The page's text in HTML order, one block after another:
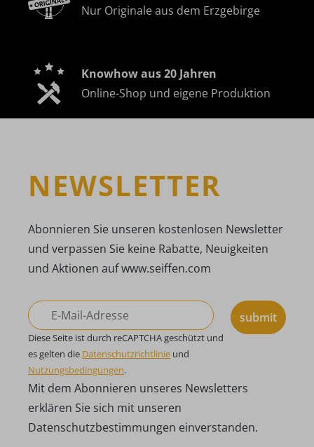
Nur Originale aus dem Erzgebirge
Knowhow aus 20 Jahren
Online-Shop und eigene Produktion
NEWSLETTER
Abonnieren Sie unseren kostenlosen Newsletter
und verpassen Sie keine Rabatte, Neuigkeiten
und Aktionen auf www.seiffen.com
submit
Diese Seite ist durch reCAPTCHA geschützt und
es gelten die Datenschutzrichtlinie und
Nutzungsbedingungen.
Mit dem Abonnieren unseres Newsletters
erklären Sie sich mit unseren
Datenschutzbestimmungen einverstanden.